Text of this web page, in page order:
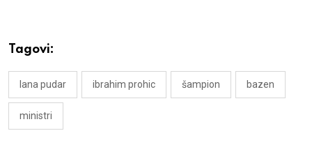
Tagovi:
lana pudar ibrahim prohic šampion bazen
ministri